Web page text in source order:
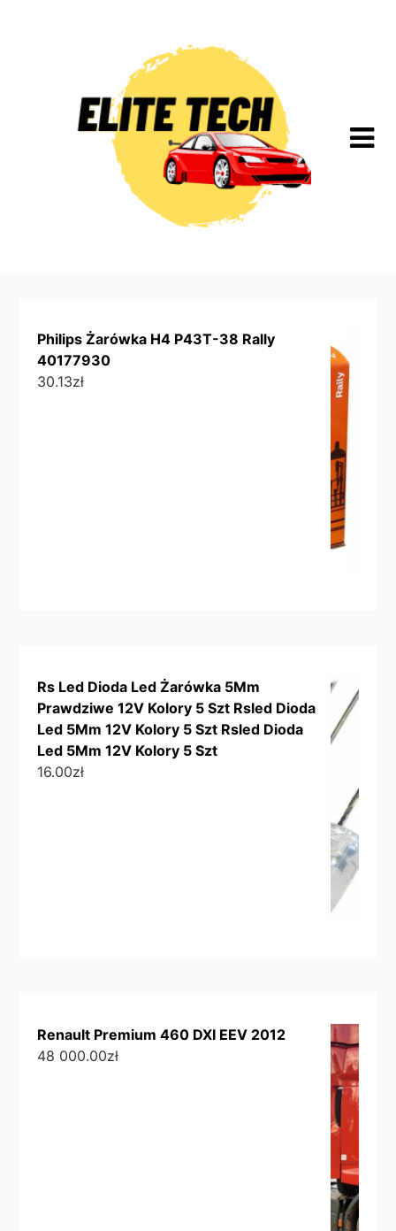
Philips Żarówka H4 P43T-38 Rally
40177930
30.13zł
Rs Led Dioda Led Żarówka 5Mm
Prawdziwe 12V Kolory 5 Szt Rsled Dioda
Led 5Mm 12V Kolory 5 Szt Rsled Dioda
Led 5Mm 12V Kolory 5 Szt
16.00zł
Renault Premium 460 DXI EEV 2012
48 000.00zł